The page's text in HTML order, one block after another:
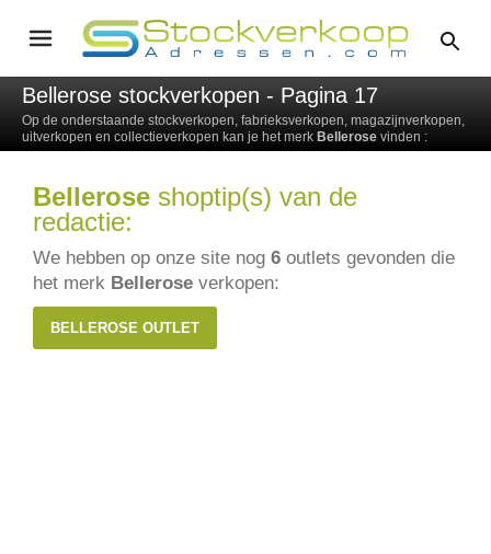
Bellerose stockverkopen - Pagina 17
Op de onderstaande stockverkopen, fabrieksverkopen, magazijnverkopen,
uitverkopen en collectieverkopen kan je het merk Bellerose vinden :
Bellerose shoptip(s) van de
redactie:
We hebben op onze site nog 6 outlets gevonden die
het merk Bellerose verkopen:
BELLEROSE OUTLET